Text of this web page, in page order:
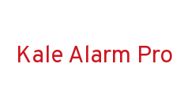
Kale Alarm Pro